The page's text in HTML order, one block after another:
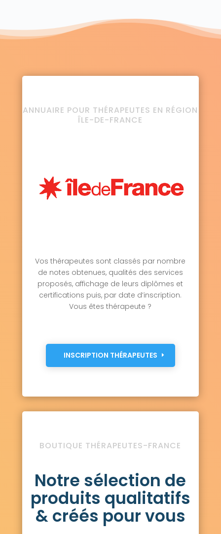
ANNUAIRE POUR THÉRAPEUTES EN RÉGION
ÎLE-DE-FRANCE
Vos thérapeutes sont classés par nombre
de notes obtenues, qualités des services
proposés, affichage de leurs diplômes et
certifications puis, par date d’inscription.
Vous êtes thérapeute ?
INSCRIPTION THÉRAPEUTES
BOUTIQUE THÉRAPEUTES-FRANCE
Notre sélection de
produits qualitatifs
& créés pour vous